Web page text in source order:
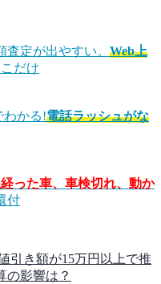
査定が出やすい。 Web上
だけ
わかる!電話ラッシュがな
った車、車検切れ、動か
付
引き額が15万円以上で推
の影響は？